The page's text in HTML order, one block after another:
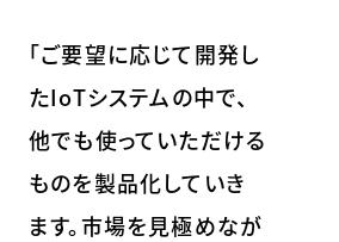
「ご要望に応じて開発し
たIoTシステムの中で、
他でも使っていただける
ものを製品化していき
ます。市場を見極めなが